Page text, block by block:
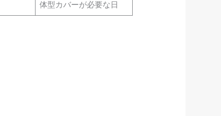
体型カバーが必要な日